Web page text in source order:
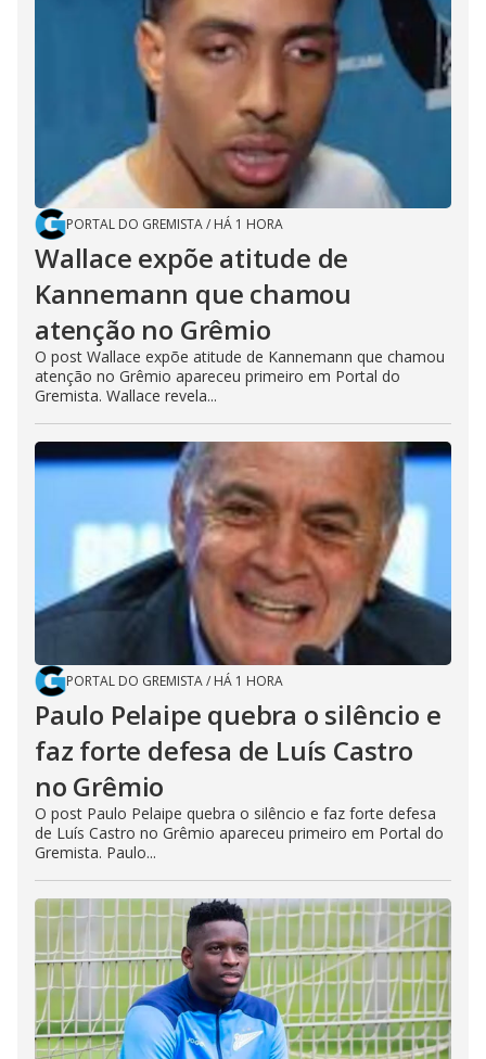
PORTAL DO GREMISTA/ HÁ 1 HORA
Wallace expõe atitude de
Kannemann que chamou
atenção no Grêmio
O post Wallace expõe atitude de Kannemann que chamou
atenção no Grêmio apareceu primeiro em Portal do
Gremista. Wallace revela...
PORTAL DO GREMISTA/ HÁ 1 HORA
Paulo Pelaipe quebra o silêncio e
faz forte defesa de Luís Castro
no Grêmio
O post Paulo Pelaipe quebra o silêncio e faz forte defesa
de Luís Castro no Grêmio apareceu primeiro em Portal do
Gremista. Paulo...